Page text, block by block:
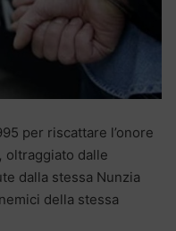
per riscattare l’onore
oltraggiato dalle
dalla stessa Nunzia
della stessa